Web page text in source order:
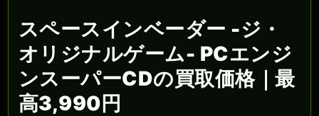
スペースインベーダー -ジ・
オリジナルゲーム- PCエンジ
ンスーパーCDの買取価格｜最
高3,990円